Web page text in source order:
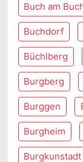
Buch am
Buchdorf
Büchlberg
Burgberg
Burggen
Burgheim
Burgkunstadt